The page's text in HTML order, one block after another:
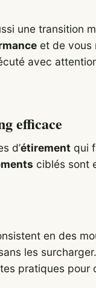
une transition
et de vous
avec
efficace
d’étirement qui
ciblés sont
en des
les
pratiques pour